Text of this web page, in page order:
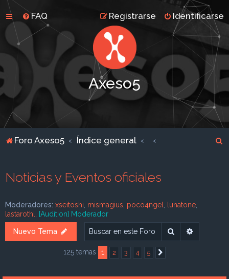
FAQ Identificarse
Registrarse
Axeso5
Foro Axeso5 Índice general
Noticias y Eventos oficiales
Moderadores: xseitoshi mismagius poco4ngel lunatone
lastarothl
[Audition] Moderador
Nuevo Tema Buscar
125 temas 1 2 3 4 5